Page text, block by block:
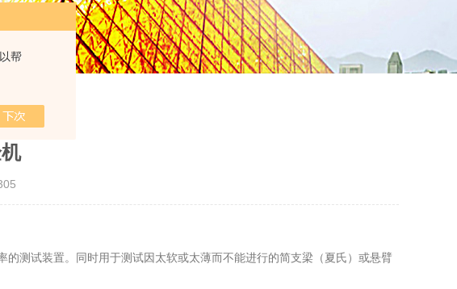
帮
测试装置。同时用于测试因太软或太薄而不能进行的简支梁（夏氏）或悬臂